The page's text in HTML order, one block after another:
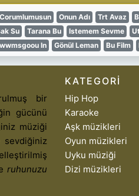
Onun Adı Trt Avaz
Su Tarana Bu Istemem Sevme
In Gönül Leman Bu Film
bir
gücünü
müziği
sevdiğiniz
ruhunuzu
KATEGORI
Hip Hop
Karaoke
Aşk müzikleri
Oyun müzikleri
Uyku müziği
Dizi müzikleri